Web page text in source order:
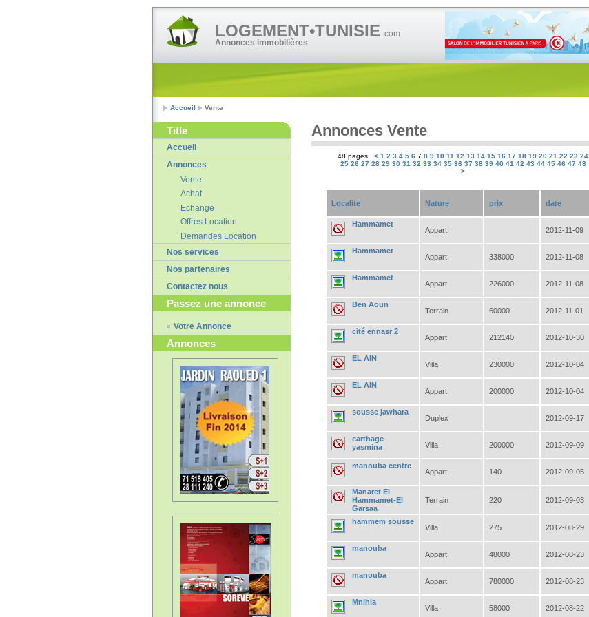
LOGEMENT•TUNISIE .com
Annonces immobilières
Accueil Vente
Title
Accueil
Annonces
Vente
Achat
Echange
Offres Location
Demandes Location
Nos services
Nos partenaires
Contactez nous
Passez une annonce
Votre Annonce
Annonces
Annonces Vente
48 pages < 1 2 3 4 5 6 7 8 9 10 11 12 13 14 15 16 17 18 19 20 21 22 23 24
25 26 27 28 29 30 31 32 33 34 35 36 37 38 39 40 41 42 43 44 45 46 47 48
>
Localite Nature prix date
Hammamet
Appart 2012-11-09
Hammamet
Appart 338000 2012-11-08
Hammamet
Appart 226000 2012-11-08
Ben Aoun
Terrain 60000 2012-11-01
cité ennasr 2
Appart 212140 2012-10-30
EL AIN
Villa 230000 2012-10-04
EL AIN
Appart 200000 2012-10-04
sousse jawhara
Duplex 2012-09-17
carthage
yasmina
Villa 200000 2012-09-09
manouba centre
Appart 140 2012-09-05
Manaret El
Hammamet-El
Garsaa
Terrain 220 2012-09-03
hammem sousse
Villa 275 2012-08-29
manouba
Appart 48000 2012-08-23
manouba
Appart 780000 2012-08-23
Mnihla
Villa 58000 2012-08-22